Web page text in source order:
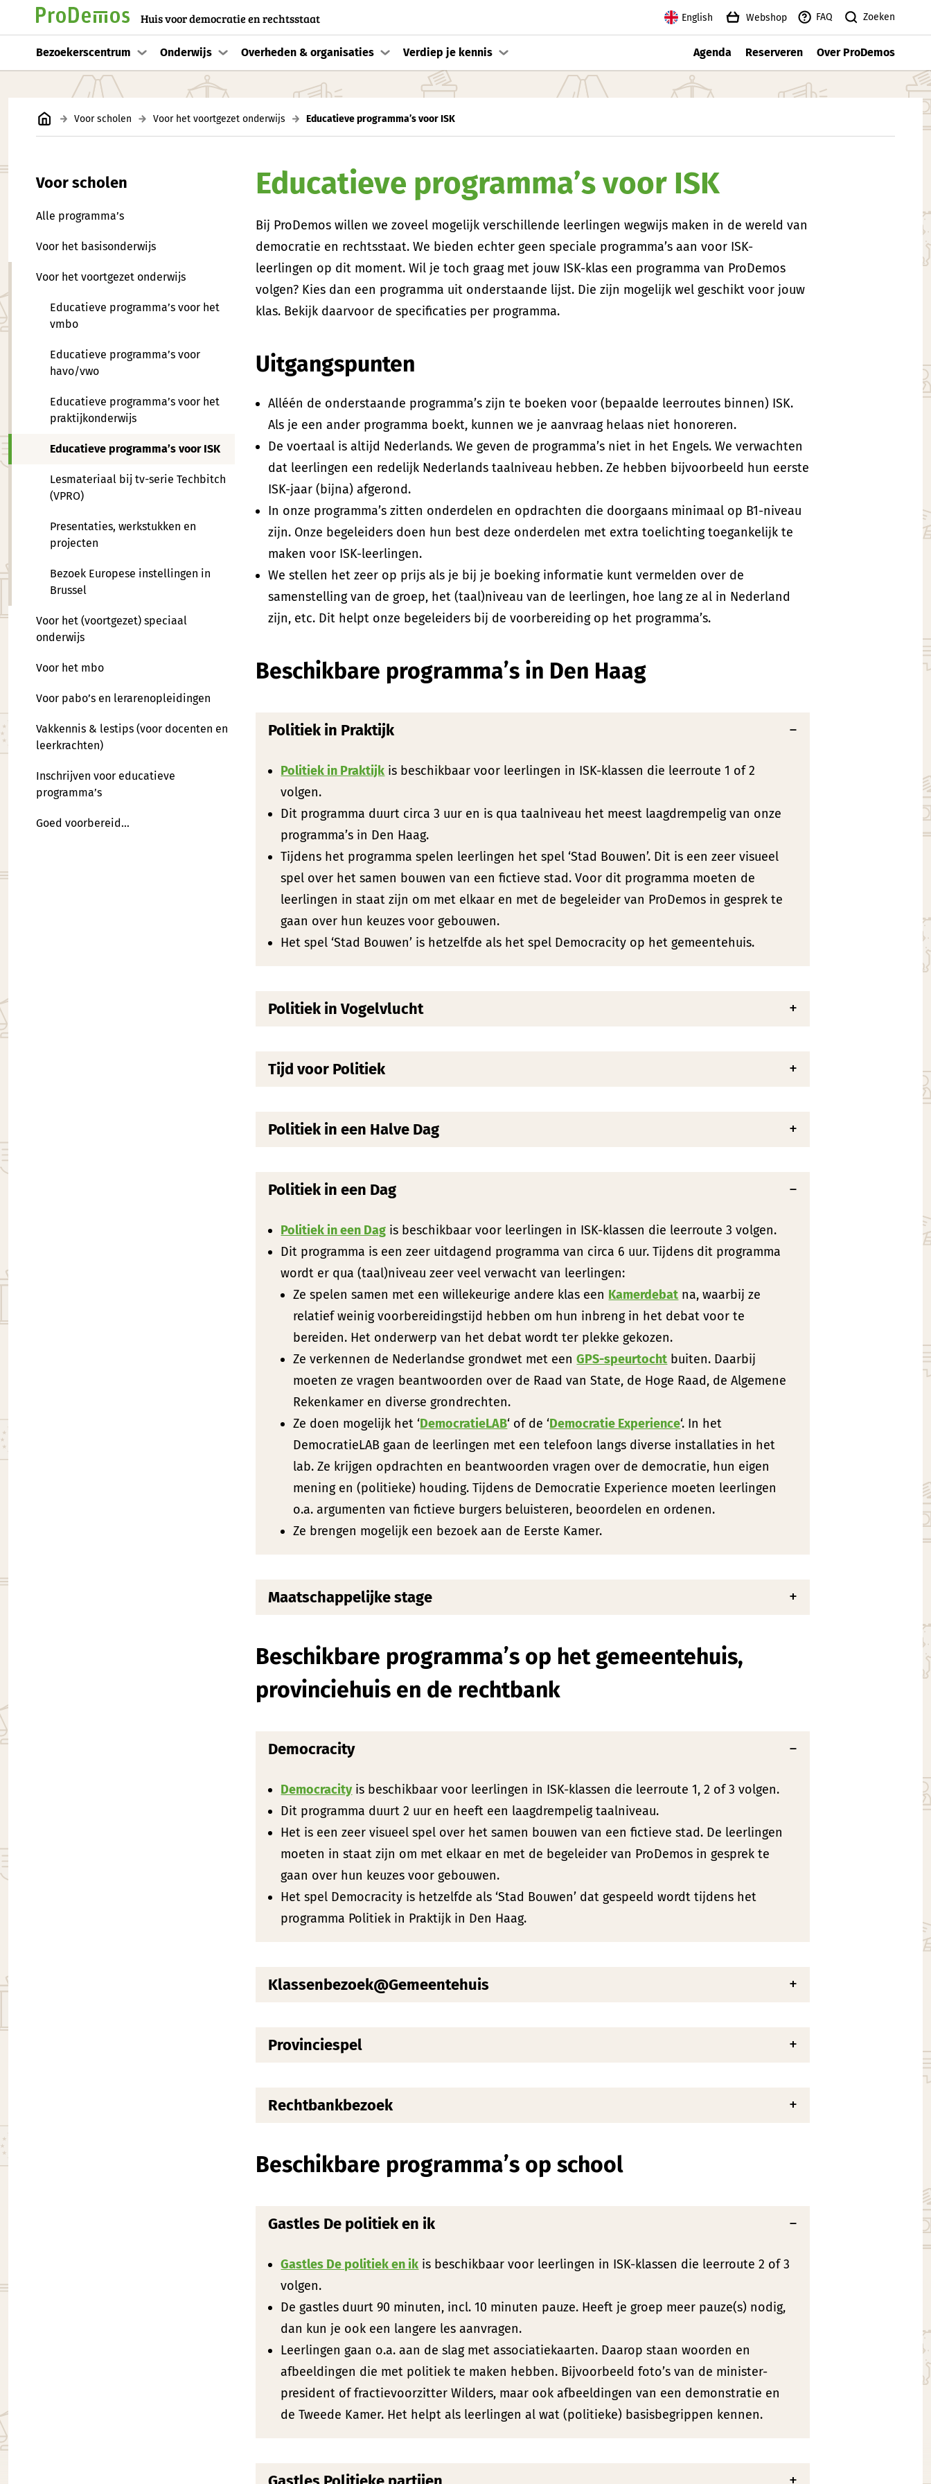
Huis voor democratie en rechtsstaat English Webshop FAQ Zoeken
Bezoekerscentrum Onderwijs Overheden & organisaties Verdiep je kennis Agenda Reserveren Over ProDemos
Voor scholen Voor het voortgezet onderwijs Educatieve programma’s voor ISK
Voor scholen
Alle programma’s
Voor het basisonderwijs
Voor het voortgezet onderwijs
Educatieve programma’s voor het
vmbo
Educatieve programma’s voor
havo/vwo
Educatieve programma’s voor het
praktijkonderwijs
Educatieve programma’s voor ISK
Lesmateriaal bij tv-serie Techbitch
(VPRO)
Presentaties, werkstukken en
projecten
Bezoek Europese instellingen in
Brussel
Voor het (voortgezet) speciaal
onderwijs
Voor het mbo
Voor pabo’s en lerarenopleidingen
Vakkennis & lestips (voor docenten en
leerkrachten)
Inschrijven voor educatieve
programma’s
Goed voorbereid…
Educatieve programma’s voor ISK
Bij ProDemos willen we zoveel mogelijk verschillende leerlingen wegwijs maken in de wereld van
democratie en rechtsstaat. We bieden echter geen speciale programma’s aan voor ISK-
leerlingen op dit moment. Wil je toch graag met jouw ISK-klas een programma van ProDemos
volgen? Kies dan een programma uit onderstaande lijst. Die zijn mogelijk wel geschikt voor jouw
klas. Bekijk daarvoor de specificaties per programma.
Uitgangspunten
Alléén de onderstaande programma’s zijn te boeken voor (bepaalde leerroutes binnen) ISK.
Als je een ander programma boekt, kunnen we je aanvraag helaas niet honoreren.
De voertaal is altijd Nederlands. We geven de programma’s niet in het Engels. We verwachten
dat leerlingen een redelijk Nederlands taalniveau hebben. Ze hebben bijvoorbeeld hun eerste
ISK-jaar (bijna) afgerond.
In onze programma’s zitten onderdelen en opdrachten die doorgaans minimaal op B1-niveau
zijn. Onze begeleiders doen hun best deze onderdelen met extra toelichting toegankelijk te
maken voor ISK-leerlingen.
We stellen het zeer op prijs als je bij je boeking informatie kunt vermelden over de
samenstelling van de groep, het (taal)niveau van de leerlingen, hoe lang ze al in Nederland
zijn, etc. Dit helpt onze begeleiders bij de voorbereiding op het programma’s.
Beschikbare programma’s in Den Haag
Politiek in Praktijk
Politiek in Praktijk is beschikbaar voor leerlingen in ISK-klassen die leerroute 1 of 2
volgen.
Dit programma duurt circa 3 uur en is qua taalniveau het meest laagdrempelig van onze
programma’s in Den Haag.
Tijdens het programma spelen leerlingen het spel ‘Stad Bouwen’. Dit is een zeer visueel
spel over het samen bouwen van een fictieve stad. Voor dit programma moeten de
leerlingen in staat zijn om met elkaar en met de begeleider van ProDemos in gesprek te
gaan over hun keuzes voor gebouwen.
Het spel ‘Stad Bouwen’ is hetzelfde als het spel Democracity op het gemeentehuis.
Politiek in Vogelvlucht
Tijd voor Politiek
Politiek in een Halve Dag
Politiek in een Dag
Politiek in een Dag is beschikbaar voor leerlingen in ISK-klassen die leerroute 3 volgen.
Dit programma is een zeer uitdagend programma van circa 6 uur. Tijdens dit programma
wordt er qua (taal)niveau zeer veel verwacht van leerlingen:
Ze spelen samen met een willekeurige andere klas een Kamerdebat na, waarbij ze
relatief weinig voorbereidingstijd hebben om hun inbreng in het debat voor te
bereiden. Het onderwerp van het debat wordt ter plekke gekozen.
Ze verkennen de Nederlandse grondwet met eenGPS-speurtocht buiten. Daarbij
moeten ze vragen beantwoorden over de Raad van State, de Hoge Raad, de Algemene
Rekenkamer en diverse grondrechten.
Ze doen mogelijk het ‘DemocratieLAB‘ of de ‘Democratie Experience‘. In het
DemocratieLAB gaan de leerlingen met een telefoon langs diverse installaties in het
lab. Ze krijgen opdrachten en beantwoorden vragen over de democratie, hun eigen
mening en (politieke) houding. Tijdens de Democratie Experience moeten leerlingen
o.a. argumenten van fictieve burgers beluisteren, beoordelen en ordenen.
Ze brengen mogelijk een bezoek aan de Eerste Kamer.
Maatschappelijke stage
Beschikbare programma’s op het gemeentehuis,
provinciehuis en de rechtbank
Democracity
Democracityis beschikbaar voor leerlingen in ISK-klassen die leerroute 1, 2 of 3 volgen.
Dit programma duurt 2 uur en heeft een laagdrempelig taalniveau.
Het is een zeer visueel spel over het samen bouwen van een fictieve stad. De leerlingen
moeten in staat zijn om met elkaar en met de begeleider van ProDemos in gesprek te
gaan over hun keuzes voor gebouwen.
Het spel Democracity is hetzelfde als ‘Stad Bouwen’ dat gespeeld wordt tijdens het
programma Politiek in Praktijk in Den Haag.
Klassenbezoek@Gemeentehuis
Provinciespel
Rechtbankbezoek
Beschikbare programma’s op school
Gastles De politiek en ik
Gastles De politiek en ik is beschikbaar voor leerlingen in ISK-klassen die leerroute 2 of 3
volgen.
De gastles duurt 90 minuten, incl. 10 minuten pauze. Heeft je groep meer pauze(s) nodig,
dan kun je ook een langere les aanvragen.
Leerlingen gaan o.a. aan de slag met associatiekaarten. Daarop staan woorden en
afbeeldingen die met politiek te maken hebben. Bijvoorbeeld foto’s van de minister-
president of fractievoorzitter Wilders, maar ook afbeeldingen van een demonstratie en
de Tweede Kamer. Het helpt als leerlingen al wat (politieke) basisbegrippen kennen.